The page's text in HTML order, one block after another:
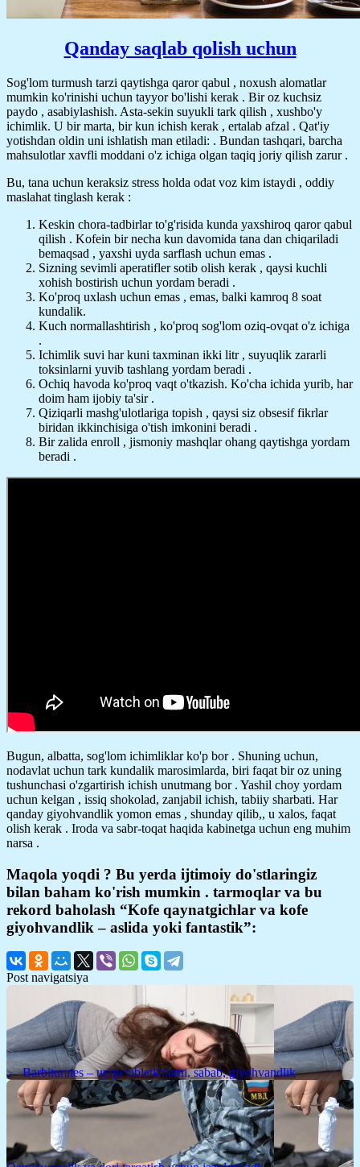
Qanday saqlab qolish uchun
Sog'lom turmush tarzi qaytishga qaror qabul , noxush alomatlar
mumkin ko'rinishi uchun tayyor bo'lishi kerak . Bir oz kuchsiz
paydo , asabiylashish. Asta-sekin suyukli tark qilish , xushbo'y
ichimlik. U bir marta, bir kun ichish kerak , ertalab afzal . Qat'iy
yotishdan oldin uni ishlatish man etiladi: . Bundan tashqari, barcha
mahsulotlar xavfli moddani o'z ichiga olgan taqiq joriy qilish zarur .
Bu, tana uchun keraksiz stress holda odat voz kim istaydi , oddiy
maslahat tinglash kerak :
Keskin chora-tadbirlar to'g'risida kunda yaxshiroq qaror qabul
qilish . Kofein bir necha kun davomida tana dan chiqariladi
bemaqsad , yaxshi uyda sarflash uchun emas .
Sizning sevimli aperatifler sotib olish kerak , qaysi kuchli
xohish bostirish uchun yordam beradi .
Ko'proq uxlash uchun emas , emas, balki kamroq 8 soat
kundalik.
Kuch normallashtirish , ko'proq sog'lom oziq-ovqat o'z ichiga
.
Ichimlik suvi har kuni taxminan ikki litr , suyuqlik zararli
toksinlarni yuvib tashlang yordam beradi .
Ochiq havoda ko'proq vaqt o'tkazish. Ko'cha ichida yurib, har
doim ham ijobiy ta'sir .
Qiziqarli mashg'ulotlariga topish , qaysi siz obsesif fikrlar
biridan ikkinchisiga o'tish imkonini beradi .
Bir zalida enroll , jismoniy mashqlar ohang qaytishga yordam
beradi .
Bugun, albatta, sog'lom ichimliklar ko'p bor . Shuning uchun,
nodavlat uchun tark kundalik marosimlarda, biri faqat bir oz uning
tushunchasi o'zgartirish ichish unutmang bor . Yashil choy yordam
uchun kelgan , issiq shokolad, zanjabil ichish, tabiiy sharbati. Har
qanday giyohvandlik yomon emas , shunday qilib,, u xalos, faqat
olish kerak . Iroda va sabr-toqat haqida kabinetga uchun eng muhim
narsa .
Maqola yoqdi ? Bu yerda ijtimoiy do'stlaringiz
bilan baham ko'rish mumkin . tarmoqlar va bu
rekord baholash “Kofe qaynatgichlar va kofe
giyohvandlik – aslida yoki fantastik”:
Post navigatsiya
← Barbiturates – uyqu tabletkalarni, sabab, giyohvandlik